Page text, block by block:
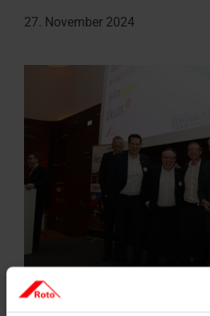
27. November 2024
Bei der Preisverleihung (v. l. n. r.): Manfred